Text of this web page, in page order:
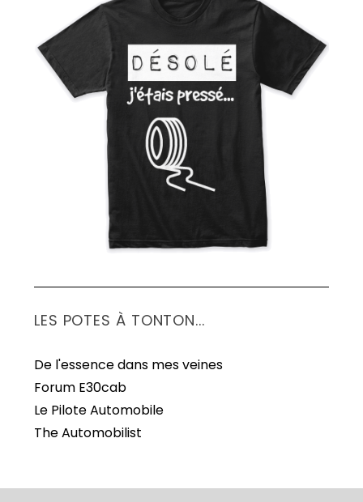
LES POTES À TONTON...
De l'essence dans mes veines
Forum E30cab
Le Pilote Automobile
The Automobilist